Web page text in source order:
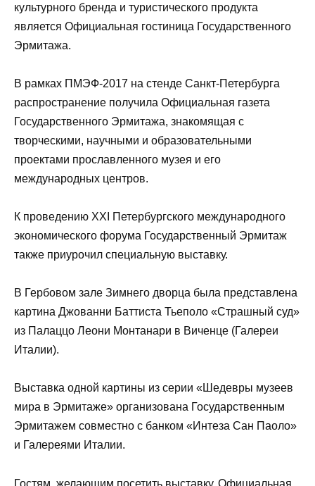
культурного бренда и туристического продукта
является Официальная гостиница Государственного
Эрмитажа.
В рамках ПМЭФ-2017 на стенде Санкт-Петербурга
распространение получила Официальная газета
Государственного Эрмитажа, знакомящая с
творческими, научными и образовательными
проектами прославленного музея и его
международных центров.
К проведению XXI Петербургского международного
экономического форума Государственный Эрмитаж
также приурочил специальную выставку.
В Гербовом зале Зимнего дворца была представлена
картина Джованни Баттиста Тьеполо «Страшный суд»
из Палаццо Леони Монтанари в Виченце (Галереи
Италии).
Выставка одной картины из серии «Шедевры музеев
мира в Эрмитаже» организована Государственным
Эрмитажем совместно с банком «Интеза Сан Паоло»
и Галереями Италии.
Гостям, желающим посетить выставку, Официальная